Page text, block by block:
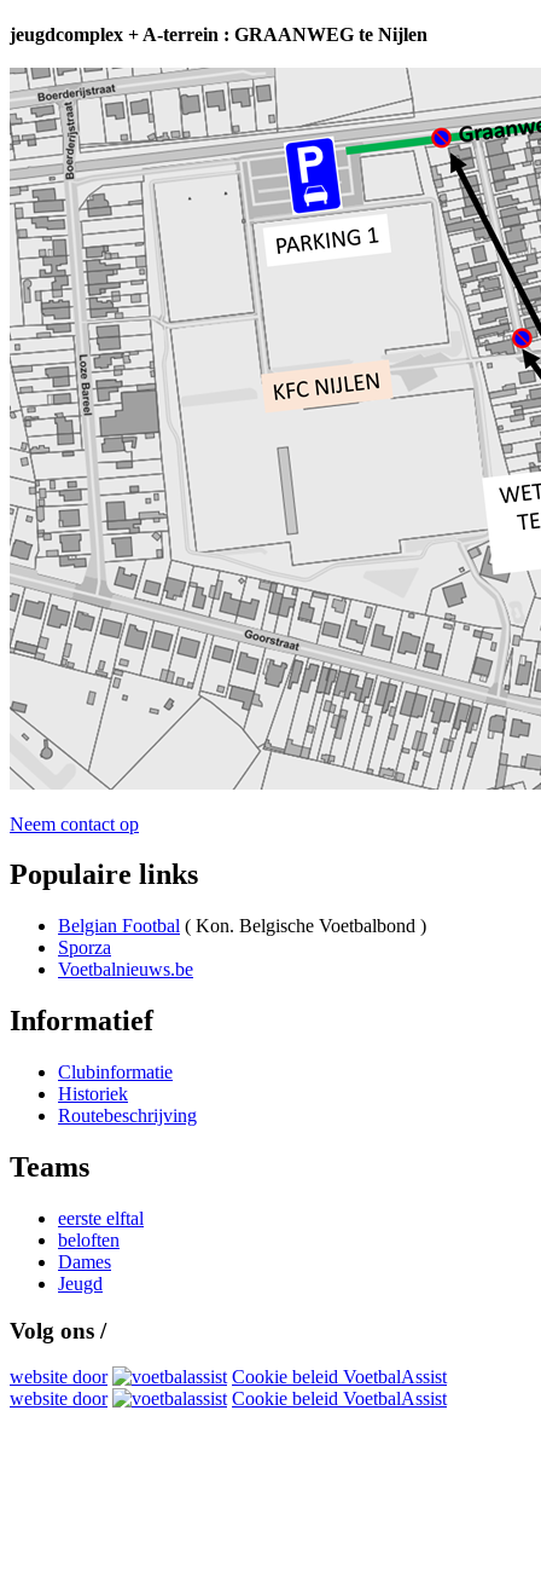
jeugdcomplex + A-terrein : GRAANWEG te Nijlen
Neem contact op
Populaire links
Belgian Footbal ( Kon. Belgische Voetbalbond )
Sporza
Voetbalnieuws.be
Informatief
Clubinformatie
Historiek
Routebeschrijving
Teams
eerste elftal
beloften
Dames
Jeugd
Volg ons /
website door
Cookie beleid VoetbalAssist
website door
Cookie beleid VoetbalAssist